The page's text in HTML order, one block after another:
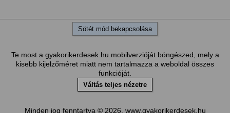
Sötét mód bekapcsolása
Te most a gyakorikerdesek.hu mobilverzióját böngészed, mely a
kisebb kijelzőméret miatt nem tartalmazza a weboldal összes
funkcióját.
Váltás teljes nézetre
Minden jog fenntartva © 2026, www.gyakorikerdesek.hu